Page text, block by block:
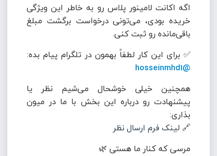
اگه اکانت لامینور پلاس رو به خاطر این ویژگی
خریده بودی، می‌تونی درخواست برگشت مبلغ
باقی‌مانده رو ثبت کنی.
✅ برای این کار لطفاً بهمون در تلگرام پیام بده:
@hosseinmhd1
همچنین خیلی خوشحال می‌شیم نظر یا
پیشنهادت رو درباره این بخش با ما در میون
بذاری:
🔗 لینک فرم ارسال نظر
مرسی که کنار ما هستی 🌿